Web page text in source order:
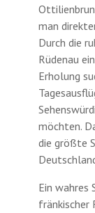
man
Durch die
Rüdenau
Erholung
möchten.
die größte
Ein wahres
fränkischer